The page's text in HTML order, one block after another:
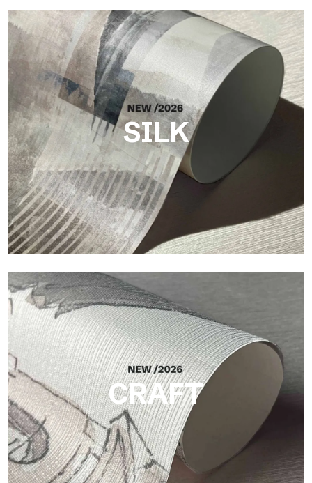
SILK
Silk
Acabado luminoso y elegante, con una sutil trama vertical que
refleja la luz y aporta profundidad a la superficie.
CRAFT